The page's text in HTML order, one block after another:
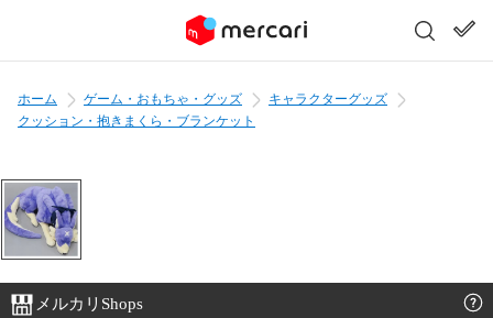
ホーム ゲーム・おもちゃ・グッズ
キャラクターグッズ
クッション・抱きまくら・ブランケット
メルカリShops